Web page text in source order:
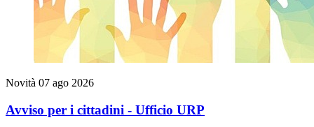
Novità 07 ago 2026
Avviso per i cittadini - Ufficio URP